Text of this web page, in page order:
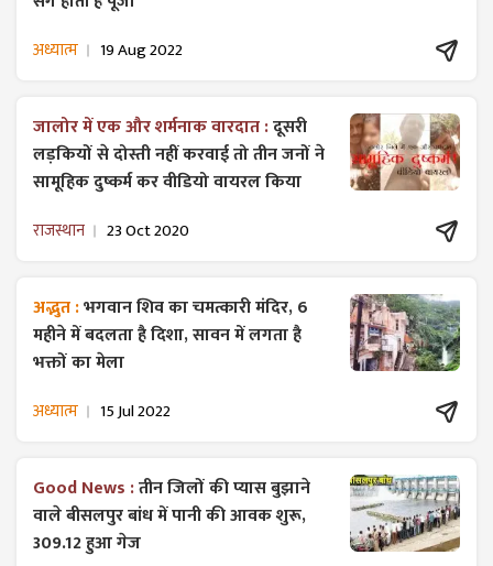
अध्यात्म 19 Aug 2022
जालोर में एक और शर्मनाक वारदात :दूसरी
लड़कियों से दोस्ती नहीं करवाई तो तीन जनों ने
सामूहिक दुष्कर्म कर वीडियो वायरल किया
राजस्थान 23 Oct 2020
अद्भुत :भगवान शिव का चमत्कारी मंदिर, 6
महीने में बदलता है दिशा, सावन में लगता है
भक्तों का मेला
अध्यात्म 15 Jul 2022
Good News :तीन जिलों की प्यास बुझाने
वाले बीसलपुर बांध में पानी की आवक शुरू,
309.12 हुआ गेज